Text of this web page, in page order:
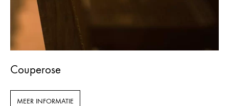
Couperose
MEER INFORMATIE